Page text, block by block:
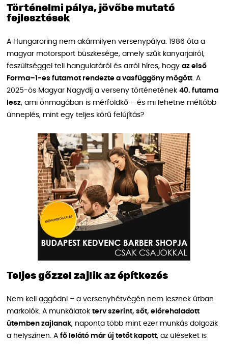
Történelmi pálya, jövőbe mutató
fejlesztések
A Hungaroring nem akármilyen versenypálya. 1986 óta a
magyar motorsport büszkesége, amely szűk kanyarjairól,
feszültséggel teli hangulatáról és arról híres, hogy az első
Forma–1-es futamot rendezte a vasfüggöny mögött. A
2025-ös Magyar Nagydíj a verseny történetének 40. futama
lesz, ami önmagában is mérföldkő – és mi lehetne méltóbb
ünneplés, mint egy teljes körű felújítás?
Teljes gőzzel zajlik az építkezés
Nem kell aggódni – a versenyhétvégén nem lesznek útban
markolók. A munkálatok terv szerint, sőt, előrehaladott
ütemben zajlanak, naponta több mint ezer munkás dolgozik
a helyszínen. A fő lelátó már új tetőt kapott, az üléseket is